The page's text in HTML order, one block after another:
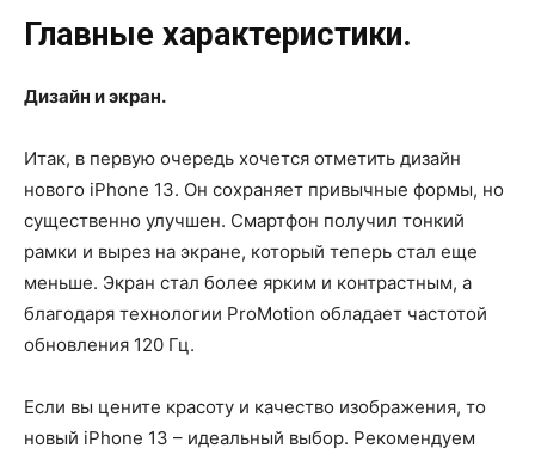
Главные характеристики.
Дизайн и экран.
Итак, в первую очередь хочется отметить дизайн
нового iPhone 13. Он сохраняет привычные формы, но
существенно улучшен. Смартфон получил тонкий
рамки и вырез на экране, который теперь стал еще
меньше. Экран стал более ярким и контрастным, а
благодаря технологии ProMotion обладает частотой
обновления 120 Гц.
Если вы цените красоту и качество изображения, то
новый iPhone 13 – идеальный выбор. Рекомендуем